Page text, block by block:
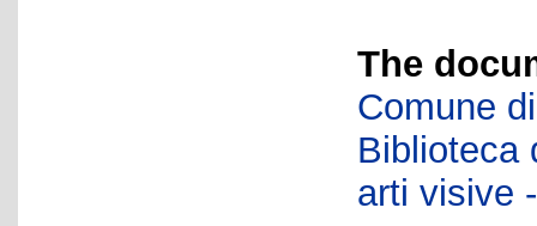
The
Comune
Biblioteca
arti visive